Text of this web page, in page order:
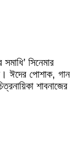
সিনেমার
ঈদের পোশাক, গান
শাবনাজের